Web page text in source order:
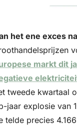
het ene exces
markt dit
tweede kwartaal
jaar explosie van
telde precies